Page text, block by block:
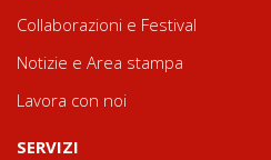
Collaborazioni e Festival
Notizie e Area stampa
Lavora con noi
SERVIZI